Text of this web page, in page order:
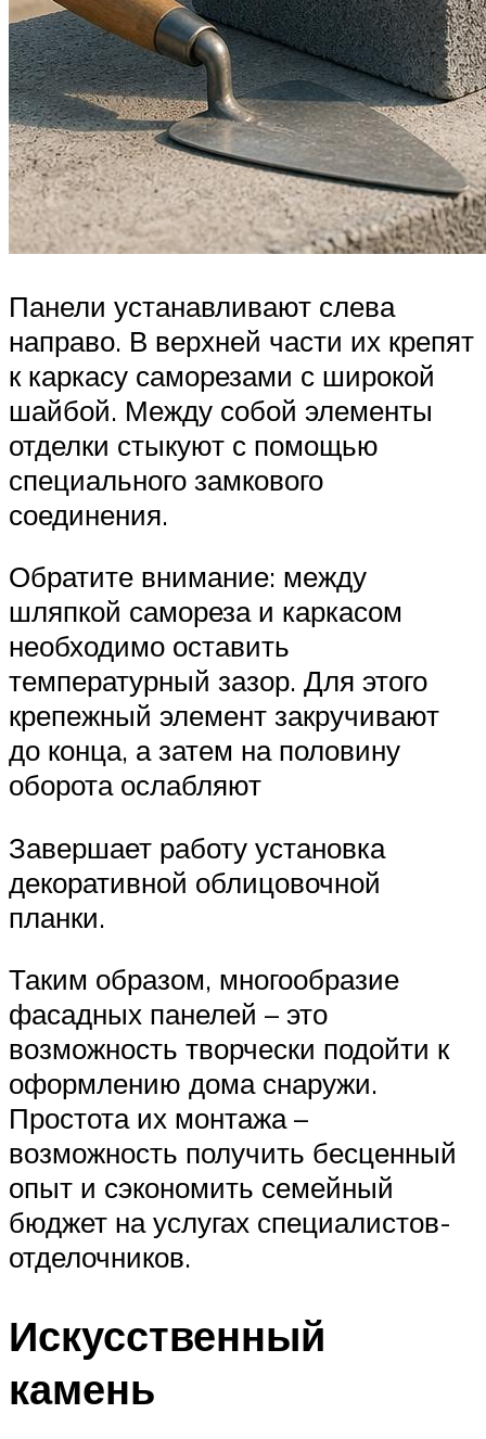
Панели устанавливают слева
направо. В верхней части их крепят
к каркасу саморезами с широкой
шайбой. Между собой элементы
отделки стыкуют с помощью
специального замкового
соединения.
Обратите внимание: между
шляпкой самореза и каркасом
необходимо оставить
температурный зазор. Для этого
крепежный элемент закручивают
до конца, а затем на половину
оборота ослабляют
Завершает работу установка
декоративной облицовочной
планки.
Таким образом, многообразие
фасадных панелей – это
возможность творчески подойти к
оформлению дома снаружи.
Простота их монтажа –
возможность получить бесценный
опыт и сэкономить семейный
бюджет на услугах специалистов-
отделочников.
Искусственный
камень